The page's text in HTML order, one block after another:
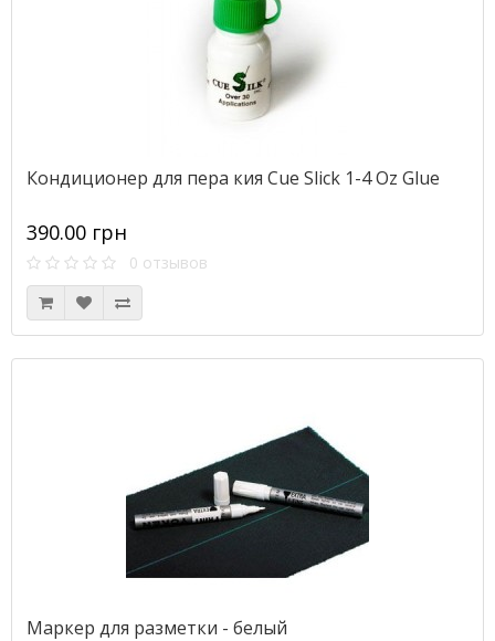
Кондиционер для пера кия Cue Slick 1-4 Oz Glue
390.00 грн
0 отзывов
Маркер для разметки - белый